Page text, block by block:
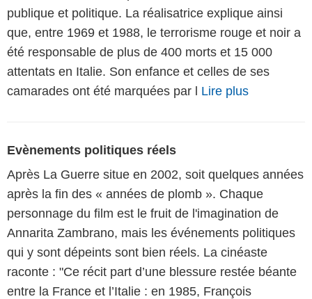
publique et politique. La réalisatrice explique ainsi
que, entre 1969 et 1988, le terrorisme rouge et noir a
été responsable de plus de 400 morts et 15 000
attentats en Italie. Son enfance et celles de ses
camarades ont été marquées par l Lire plus
Evènements politiques réels
Après La Guerre situe en 2002, soit quelques années
après la fin des « années de plomb ». Chaque
personnage du film est le fruit de l'imagination de
Annarita Zambrano, mais les événements politiques
qui y sont dépeints sont bien réels. La cinéaste
raconte : "Ce récit part d’une blessure restée béante
entre la France et l’Italie : en 1985, François